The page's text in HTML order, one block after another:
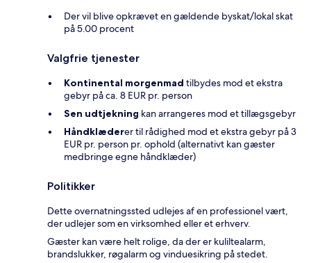
Der vil blive opkrævet en gældende byskat/lokal skat
på 5.00 procent
Valgfrie tjenester
Kontinental morgenmad tilbydes mod et ekstra
gebyr på ca. 8 EUR pr. person
Sen udtjekning kan arrangeres mod et tillægsgebyr
Håndklæderer til rådighed mod et ekstra gebyr på 3
EUR pr. person pr. ophold (alternativt kan gæster
medbringe egne håndklæder)
Politikker
Dette overnatningssted udlejes af en professionel vært,
der udlejer som en virksomhed eller et erhverv.
Gæster kan være helt rolige, da der er kuliltealarm,
brandslukker, røgalarm og vinduesikring på stedet.